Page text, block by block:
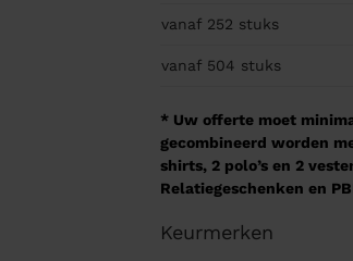
vanaf 252 stuks
vanaf 504 stuks
* Uw offerte moet
gecombineerd worden
shirts, 2 polo’s en 2
Relatiegeschenken en
Keurmerken